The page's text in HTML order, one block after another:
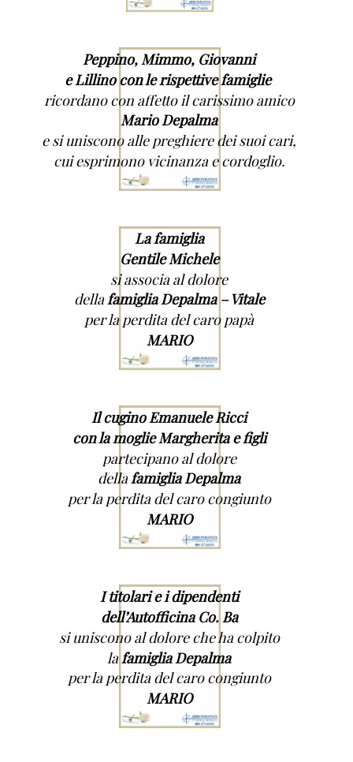
Peppino, Mimmo, Giovanni
e Lillino con le rispettive famiglie
ricordano con affetto il carissimo amico
Mario Depalma
e si uniscono alle preghiere dei suoi cari,
cui esprimono vicinanza e cordoglio.
La famiglia
Gentile Michele
si associa al dolore
dellafamiglia Depalma – Vitale
per la perdita del caro papà
MARIO
Il cugino Emanuele Ricci
con la moglie Margherita e figli
partecipano al dolore
dellafamiglia Depalma
per la perdita del caro congiunto
MARIO
I titolari e i dipendenti
dell’Autofficina Co. Ba
si uniscono al dolore che ha colpito
la famiglia Depalma
per la perdita del caro congiunto
MARIO